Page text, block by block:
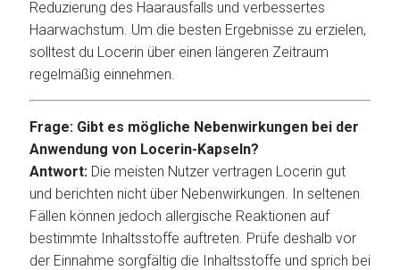
Reduzierung des Haarausfalls und verbessertes
Haarwachstum. Um die besten Ergebnisse zu erzielen,
solltest du Locerin über einen längeren Zeitraum
regelmäßig einnehmen.
Frage: Gibt es mögliche Nebenwirkungen bei der
Anwendung von Locerin-Kapseln?
Antwort: Die meisten Nutzer vertragen Locerin gut
und berichten nicht über Nebenwirkungen. In seltenen
Fällen können jedoch allergische Reaktionen auf
bestimmte Inhaltsstoffe auftreten. Prüfe deshalb vor
der Einnahme sorgfältig die Inhaltsstoffe und sprich bei